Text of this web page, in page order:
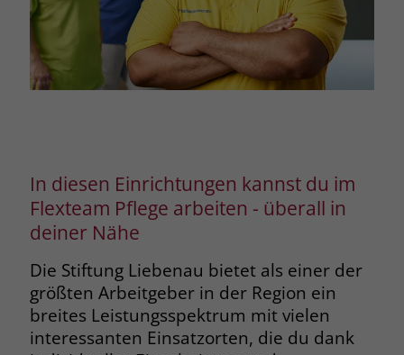
In diesen Einrichtungen kannst du im
Flexteam Pflege arbeiten - überall in
deiner Nähe
Die Stiftung Liebenau bietet als einer der
größten Arbeitgeber in der Region ein
breites Leistungsspektrum mit vielen
interessanten Einsatzorten, die du dank